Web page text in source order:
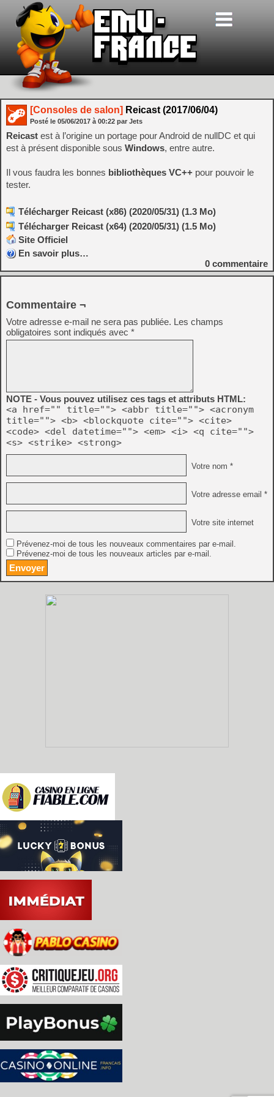
[Consoles de salon] Reicast (2017/06/04)
Posté le 05/06/2017 à 00:22 par Jets
Reicast est à l’origine un portage pour Android de nullDC et qui
est à présent disponible sous Windows, entre autre.
Il vous faudra les bonnes bibliothèques VC++ pour pouvoir le
tester.
Télécharger Reicast (x86) (2020/05/31) (1.3 Mo)
Télécharger Reicast (x64) (2020/05/31) (1.5 Mo)
Site Officiel
En savoir plus…
0 commentaire
Commentaire ¬
Votre adresse e-mail ne sera pas publiée. Les champs
obligatoires sont indiqués avec *
NOTE - Vous pouvez utilisez ces tags et attributs HTML:
<a href="" title=""> <abbr title=""> <acronym
title=""> <b> <blockquote cite=""> <cite>
<code> <del datetime=""> <em> <i> <q cite="">
<s> <strike> <strong>
Votre nom *
Votre adresse email *
Votre site internet
Prévenez-moi de tous les nouveaux commentaires par e-mail.
Prévenez-moi de tous les nouveaux articles par e-mail.